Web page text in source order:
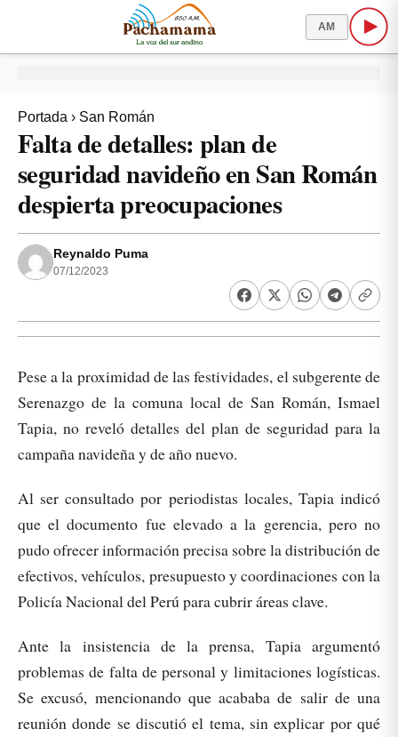
AM
Portada › San Román
Falta de detalles: plan de
seguridad navideño en San Román
despierta preocupaciones
Reynaldo Puma
07/12/2023
Pese a la proximidad de las festividades, el subgerente de
Serenazgo de la comuna local de San Román, Ismael
Tapia, no reveló detalles del plan de seguridad para la
campaña navideña y de año nuevo.
Al ser consultado por periodistas locales, Tapia indicó
que el documento fue elevado a la gerencia, pero no
pudo ofrecer información precisa sobre la distribución de
efectivos, vehículos, presupuesto y coordinaciones con la
Policía Nacional del Perú para cubrir áreas clave.
Ante la insistencia de la prensa, Tapia argumentó
problemas de falta de personal y limitaciones logísticas.
Se excusó, mencionando que acababa de salir de una
reunión donde se discutió el tema, sin explicar por qué